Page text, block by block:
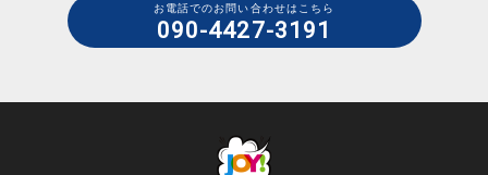
お電話でのお問い合わせはこちら
090-4427-3191